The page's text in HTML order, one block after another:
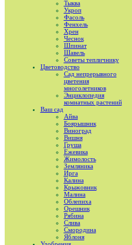
Тыква
Укроп
Фасоль
Фенхель
Хрен
Чеснок
Шпинат
Шавель
Советы тепличнику
Цветоводство
Сад непрерывного
цветения
многолетников
Энциклопедия
комнатных растений
Ваш сад
Айва
Боярышник
Виноград
Вишня
Груша
Ежевика
Жимолость
Земляника
Ирга
Калина
Крыжовник
Малина
Облепиха
Орешник
Рябина
Слива
Смородина
Яблоня